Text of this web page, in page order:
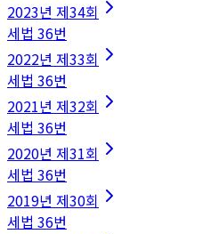
2023년 제34회
세법 36번
2022년 제33회
세법 36번
2021년 제32회
세법 36번
2020년 제31회
세법 36번
2019년 제30회
세법 36번